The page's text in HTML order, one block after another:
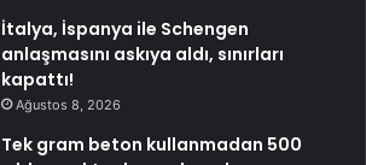
İtalya, İspanya ile Schengen
anlaşmasını askıya aldı, sınırları
kapattı!
Ağustos 8, 2026
Tek gram beton kullanmadan 500